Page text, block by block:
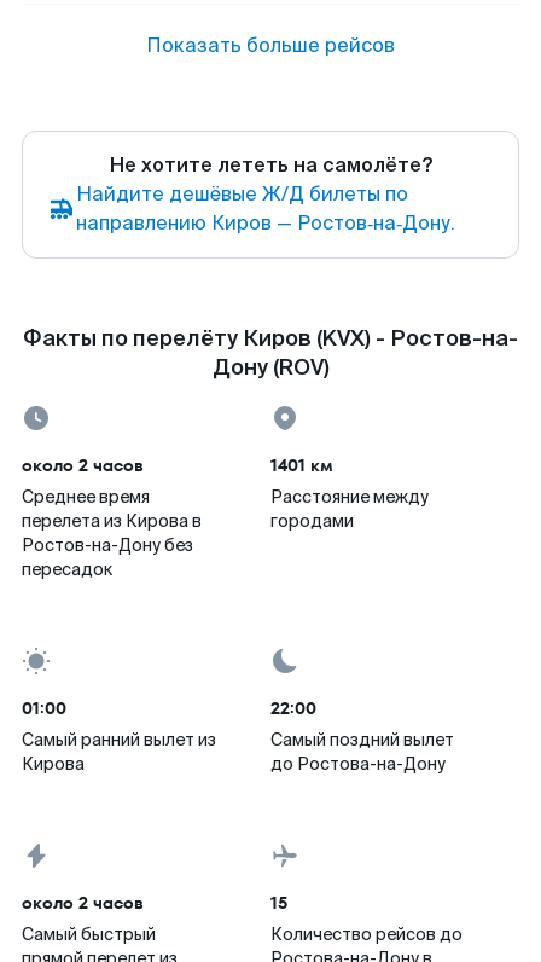
Показать больше рейсов
Не хотите лететь на самолёте?
Найдите дешёвые Ж/Д билеты по
направлению Киров — Ростов‑на‑Дону.
Факты по перелёту Киров (KVX) - Ростов-на-
Дону (ROV)
около 2 часов
Среднее время
перелета из Кирова в
Ростов-на-Дону без
пересадок
1401 км
Расстояние между
городами
01:00
Самый ранний вылет из
Кирова
22:00
Самый поздний вылет
до Ростова-на-Дону
около 2 часов
Самый быстрый
15
Количество рейсов до